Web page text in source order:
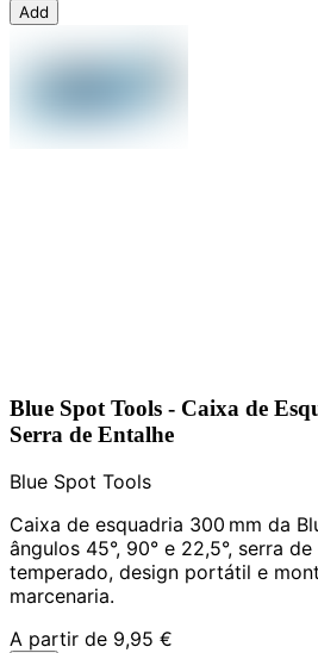
Add
Blue Spot Tools - Caixa de
Serra de Entalhe
Blue Spot Tools
Caixa de esquadria 300 mm da
ângulos 45°, 90° e 22,5°, serra
temperado, design portátil e
marcenaria.
A partir de 9,95 €